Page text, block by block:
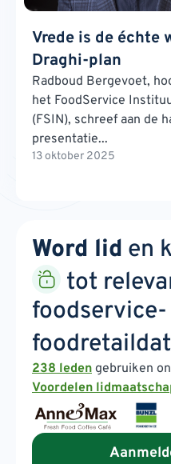
Vrede is de échte
Draghi-plan
Radboud Bergevoet,
het FoodService
(FSIN), schreef aan de
presentatie...
13 oktober 2025
Word lid en
tot
foodservice-
238 leden gebruiken
Voordelen